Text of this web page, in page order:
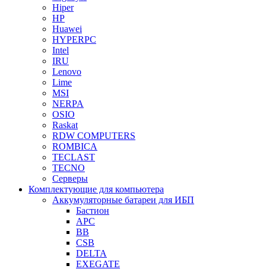
Hiper
HP
Huawei
HYPERPC
Intel
IRU
Lenovo
Lime
MSI
NERPA
OSIO
Raskat
RDW COMPUTERS
ROMBICA
TECLAST
TECNO
Серверы
Комплектующие для компьютера
Аккумуляторные батареи для ИБП
Бастион
APC
BB
CSB
DELTA
EXEGATE